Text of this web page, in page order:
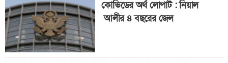
কোভিডের অর্থ লোপাট : নিয়াল
আলীর ৪ বছরের জেল